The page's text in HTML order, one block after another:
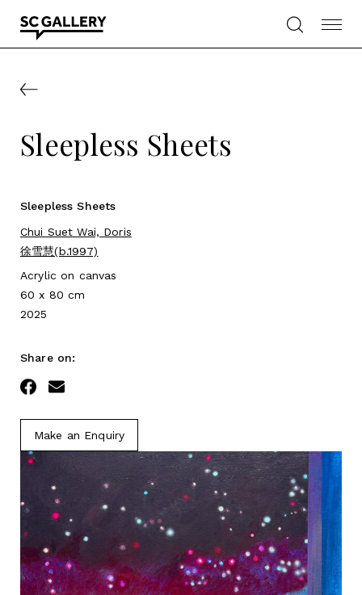
content
Sleepless Sheets
Sleepless Sheets
Chui Suet Wai, Doris
徐雪慧(b.1997)
Acrylic on canvas
60 x 80 cm
2025
Share on:
Facebook
Make an Enquiry